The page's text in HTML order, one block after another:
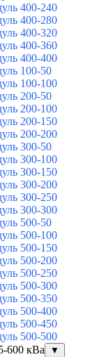
400-240
400-280
400-320
400-360
400-400
100-50
100-100
200-50
200-100
200-150
200-200
300-50
300-100
300-150
300-200
300-250
300-300
500-50
500-100
500-150
500-200
500-250
500-300
500-350
500-400
500-450
500-500
600 кВа
▼